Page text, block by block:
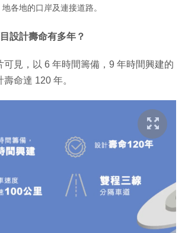
地各地的口岸及連接道路。
設計壽命有多年？
可見，以 6 年時間籌備，9 年時間興建的
命達 120 年。